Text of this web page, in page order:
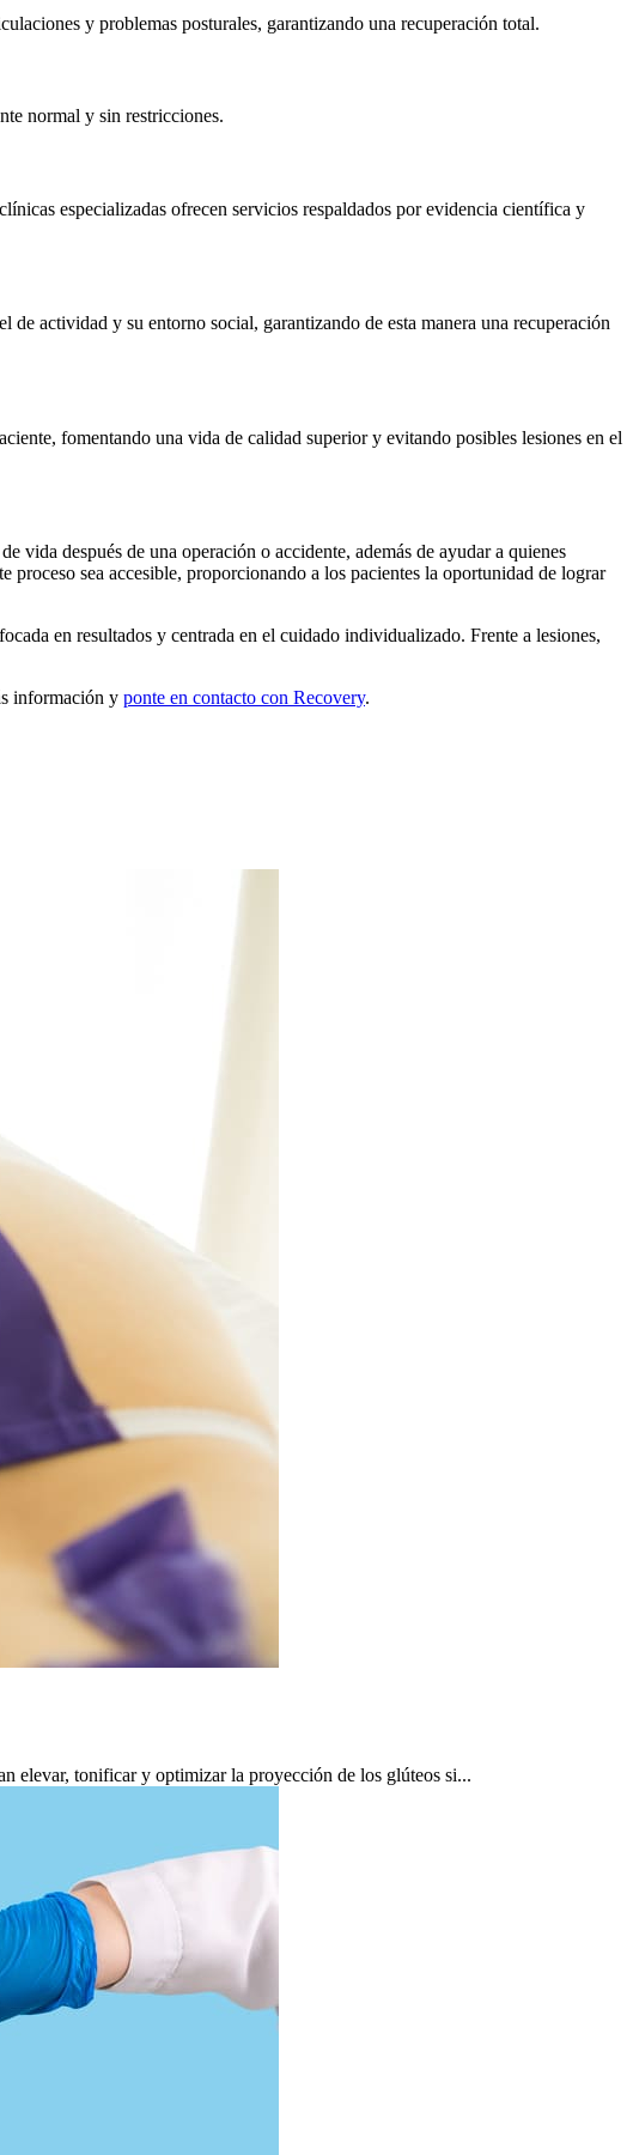
y problemas posturales, garantizando una recuperación total.
normal y sin restricciones.
especializadas ofrecen servicios respaldados por evidencia científica y
actividad y su entorno social, garantizando de esta manera una recuperación
fomentando una vida de calidad superior y evitando posibles lesiones en el
vida después de una operación o accidente, además de ayudar a quienes
sea accesible, proporcionando a los pacientes la oportunidad de lograr
en resultados y centrada en el cuidado individualizado. Frente a lesiones,
información y ponte en contacto con Recovery.
elevar, tonificar y optimizar la proyección de los glúteos si...